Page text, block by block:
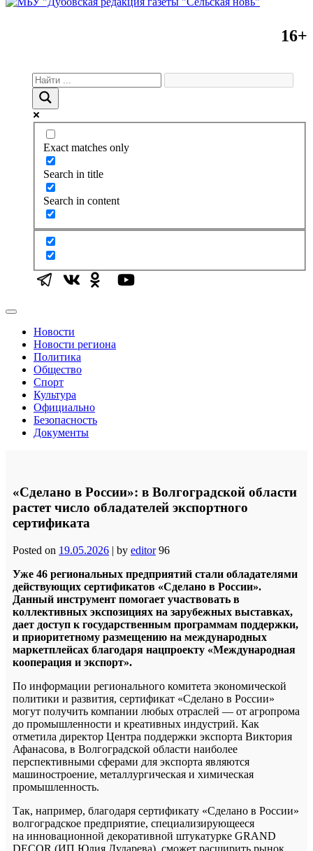
16+
Exact matches only
Search in title
Search in content
Новости
Новости региона
Политика
Общество
Спорт
Культура
Официально
Безопасность
Документы
«Сделано в России»: в Волгоградской области
растет число обладателей экспортного
сертификата
Posted on 19.05.2026 | by editor 96
Уже 46 региональных предприятий стали обладателями
действующих сертификатов «Сделано в России».
Данный инструмент помогает участвовать в
коллективных экспозициях на зарубежных выставках,
дает доступ к государственным программам поддержки,
и приоритетному размещению на международных
маркетплейсах благодаря нацпроекту «Международная
кооперация и экспорт».
По информации регионального комитета экономической
политики и развития, сертификат «Сделано в России»
могут получить компании любых отраслей — от агропрома
до промышленности и креативных индустрий. Как
отметила директор Центра поддержки экспорта Виктория
Афанасова, в Волгоградской области наиболее
перспективными сферами для экспорта являются
машиностроение, металлургическая и химическая
промышленность.
Так, например, благодаря сертификату «Сделано в России»
волгоградское предприятие, специализирующееся
на инновационной декоративной штукатурке GRAND
DECOR (ИП Юлия Дударева), сможет расширить рынок